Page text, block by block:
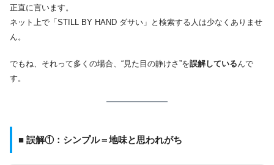
正直に言います。
ネット上で「STILL BY HAND ダサい」と検索する人は少なくありませ
ん。
でもね、それって多くの場合、“見た目の静けさ”を誤解している んで
す。
■ 誤解①：シンプル＝地味と思われがち